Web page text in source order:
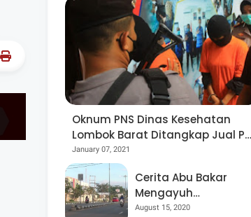
Oknum PNS Dinas Kesehatan
Lombok Barat Ditangkap Jual Pil
Ekstasi
January 07, 2021
Cerita Abu Bakar
Mengayuh
Sepedanya Selama
August 15, 2020